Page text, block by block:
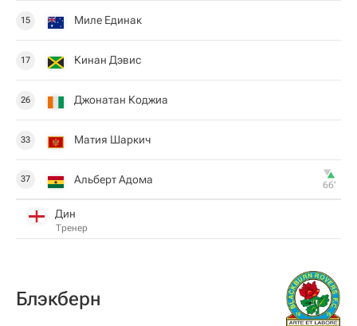
15 Миле Единак
17 Кинан Дэвис
26 Джонатан Коджиа
33 Матия Шаркич
37 Альберт Адома 66‎’‎
Дин
Тренер
Блэкберн